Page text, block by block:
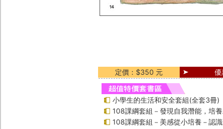
定價：$350 元
小學生的生活和安全套組(全套3冊)
108課綱套組－發現自我潛能，培
108課綱套組－美感從小培養－認